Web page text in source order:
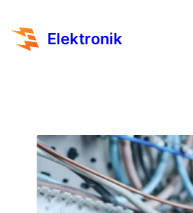
Elektronik